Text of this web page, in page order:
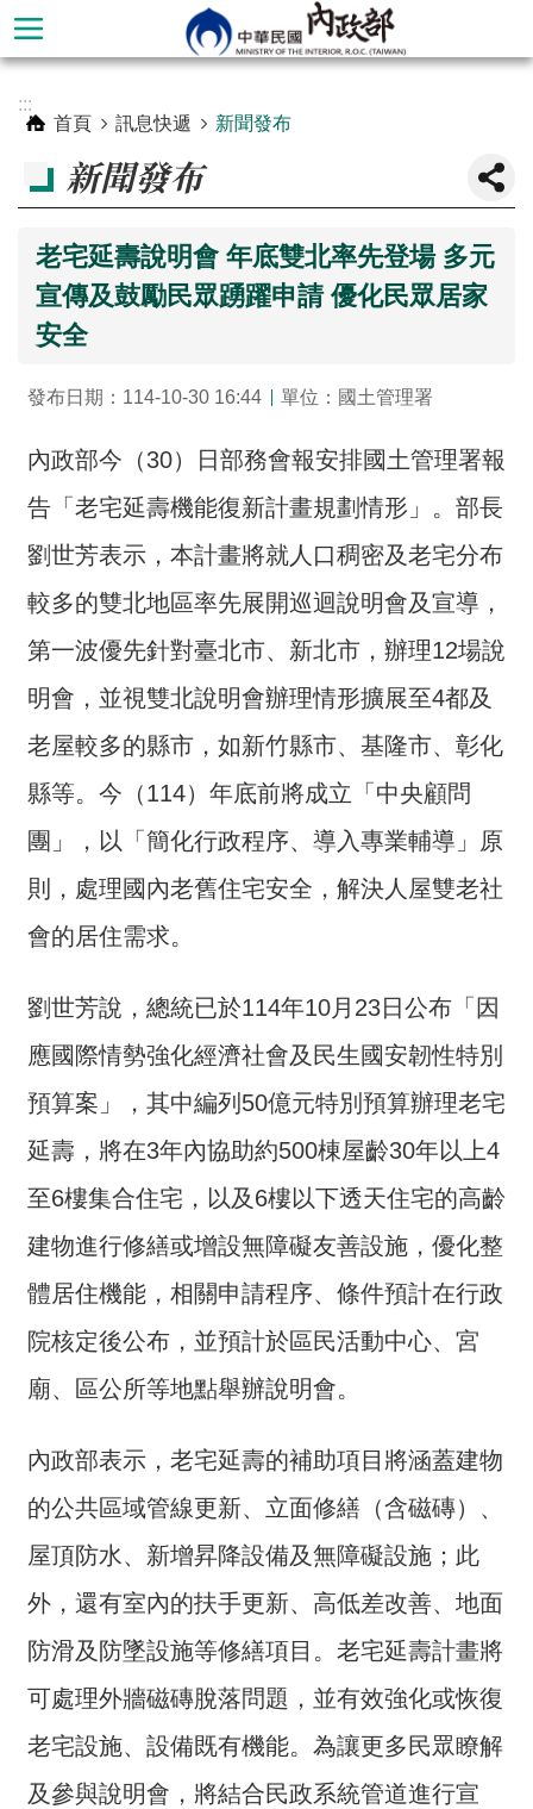
跳到主要內容區塊
階
本
部
介
主
題
政
策
訊
快
遞
主
題
服
互
交
流
回
首
頁
站
導
覽
信
箱
雙
詞
彙
常
問
答
:::
首頁
訊息快遞 新聞發布
新聞發布
老宅延壽說明會 年底雙北率先登場 多元
宣傳及鼓勵民眾踴躍申請 優化民眾居家
安全
發布日期：114-10-30 16:44 單位：國土管理署
內政部今（30）日部務會報安排國土管理署報
告「老宅延壽機能復新計畫規劃情形」。部長
劉世芳表示，本計畫將就人口稠密及老宅分布
較多的雙北地區率先展開巡迴說明會及宣導，
第一波優先針對臺北市、新北市，辦理12場說
明會，並視雙北說明會辦理情形擴展至4都及
老屋較多的縣市，如新竹縣市、基隆市、彰化
縣等。今（114）年底前將成立「中央顧問
團」，以「簡化行政程序、導入專業輔導」原
則，處理國內老舊住宅安全，解決人屋雙老社
會的居住需求。
劉世芳說，總統已於114年10月23日公布「因
應國際情勢強化經濟社會及民生國安韌性特別
預算案」，其中編列50億元特別預算辦理老宅
延壽，將在3年內協助約500棟屋齡30年以上4
至6樓集合住宅，以及6樓以下透天住宅的高齡
建物進行修繕或增設無障礙友善設施，優化整
體居住機能，相關申請程序、條件預計在行政
院核定後公布，並預計於區民活動中心、宮
廟、區公所等地點舉辦說明會。
內政部表示，老宅延壽的補助項目將涵蓋建物
的公共區域管線更新、立面修繕（含磁磚）、
屋頂防水、新增昇降設備及無障礙設施；此
外，還有室內的扶手更新、高低差改善、地面
防滑及防墜設施等修繕項目。老宅延壽計畫將
可處理外牆磁磚脫落問題，並有效強化或恢復
老宅設施、設備既有機能。為讓更多民眾瞭解
及參與說明會，將結合民政系統管道進行宣